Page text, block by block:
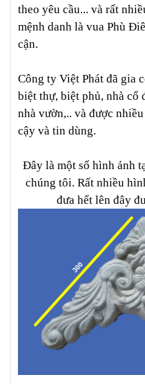
theo yêu cầu... và rất
mệnh danh là vua Phù
cận.
Công ty Việt Phát đã gia
biệt thự, biệt phủ, nhà cổ
nhà vườn,.. và được
cậy và tin dùng.
Đây là một số hình ảnh
chúng tôi. Rất nhiều
đưa hết lên đây